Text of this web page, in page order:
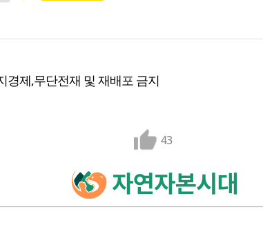
제,무단전재 및 재배포 금지
43